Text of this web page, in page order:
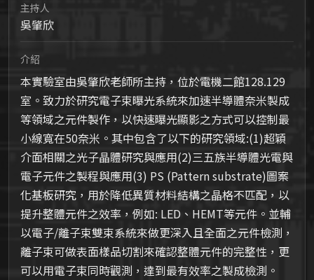
主持人
吳肇欣
介紹
本實驗室由吳肇欣老師所主持，位於電機二館128.129
室。致力於研究電子束曝光系統來加速半導體奈米製成
等領域之元件製作，以快速曝光顯影之方式可以控制最
小線寬在50奈米。其中包含了以下的研究領域:(1)超穎
介面相關之光子晶體研究與應用(2)三五族半導體光電與
電子元件之製程與應用(3) PS (Pattern substrate)圖案
化基板研究，用於降低異質材料結構之晶格不匹配，以
提升整體元件之效率，例如: LED、HEMT等元件。並輔
以電子/離子束雙束系統來做更深入且全面之元件檢測，
離子束可做表面樣品切割來確認整體元件的完整性，更
可以用電子束同時觀測，達到最有效率之製成檢測。